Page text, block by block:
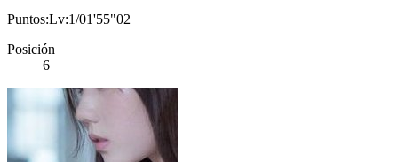
Puntos:Lv:1/01'55"02
Posición
6